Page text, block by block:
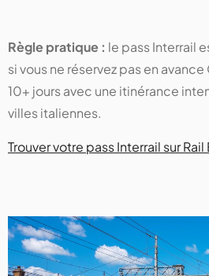
Règle pratique : le pass Interrail
si vous ne réservez pas en
10+ jours avec une itinérance
villes italiennes.
Trouver votre pass Interrail sur